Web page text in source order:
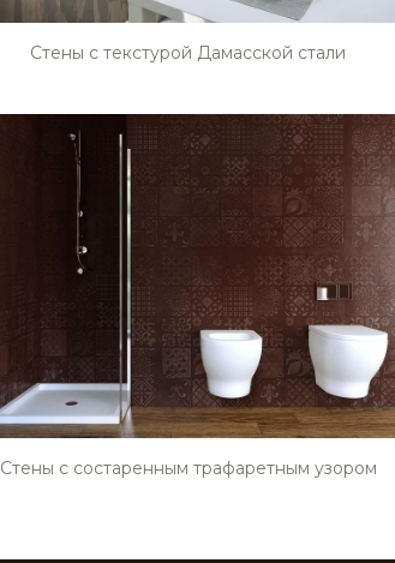
Стены с состаренным трафаретным узором
Стены с текстурой Дамасской стали